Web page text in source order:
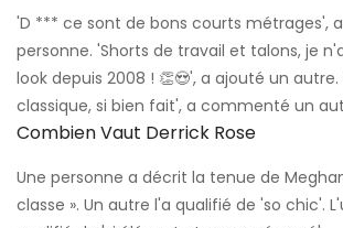
'D *** ce sont de bons courts métrages',
personne. 'Shorts de travail et talons, je
look depuis 2008 ! 👏😍', a ajouté un
classique, si bien fait', a commenté un
Combien Vaut Derrick Rose
Une personne a décrit la tenue de
classe ». Un autre l'a qualifié de 'so chic'.